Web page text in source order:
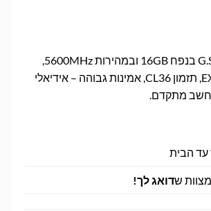
זיכרון G.Skill DDR5 בנפח 16GB ובמהירות 5600MHz,
תומך EXPO/XMP, תזמון CL36, אמינות גבוהה – אידיאלי
מתקדם.
עד הבית
מצוות שדואג לך!